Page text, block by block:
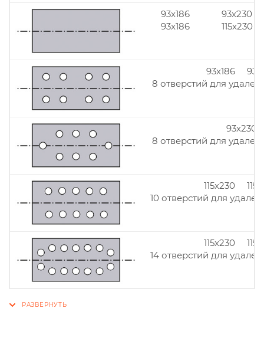
93x186
93x186
93x230
115x230
93x186
8 отверстий для
93x230
8 отверстий для
115x230
10 отверстий для
115x230
14 отверстий для